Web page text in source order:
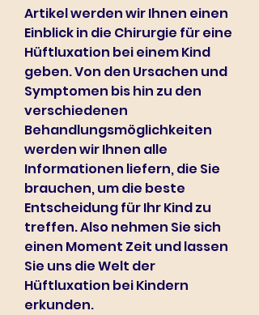
Artikel werden wir Ihnen einen
Einblick in die Chirurgie für eine
Hüftluxation bei einem Kind
geben. Von den Ursachen und
Symptomen bis hin zu den
verschiedenen
Behandlungsmöglichkeiten
werden wir Ihnen alle
Informationen liefern, die Sie
brauchen, um die beste
Entscheidung für Ihr Kind zu
treffen. Also nehmen Sie sich
einen Moment Zeit und lassen
Sie uns die Welt der
Hüftluxation bei Kindern
erkunden.